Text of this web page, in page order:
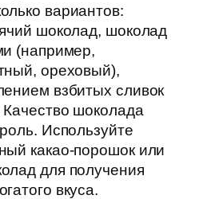
вариантов:
шоколад, шоколад
(например,
ореховый),
взбитых сливок
шоколада
Используйте
какао-порошок или
для получения
вкуса.